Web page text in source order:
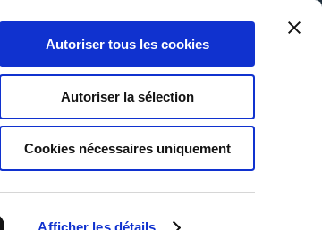
Afficher les détails
Autoriser tous les cookies
Autoriser la sélection
Cookies nécessaires uniquement
0
Panier
0
Ma liste
Connexion